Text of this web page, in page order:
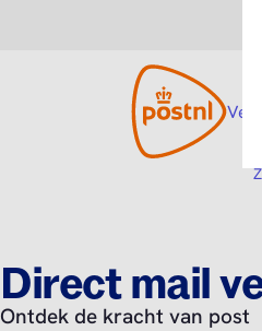
Direct mail
Ontdek de kracht van post